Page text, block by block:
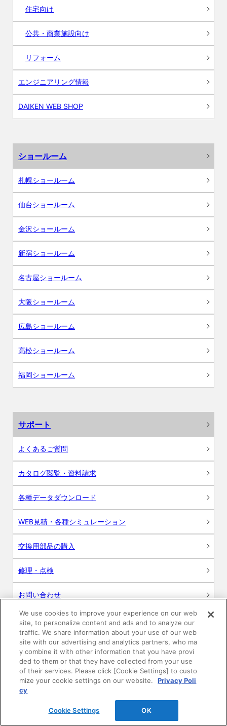
住宅向け
公共・商業施設向け
リフォーム
エンジニアリング情報
DAIKEN WEB SHOP
ショールーム
札幌ショールーム
仙台ショールーム
金沢ショールーム
新宿ショールーム
名古屋ショールーム
大阪ショールーム
広島ショールーム
高松ショールーム
福岡ショールーム
サポート
よくあるご質問
カタログ閲覧・資料請求
各種データダウンロード
WEB見積・各種シミュレーション
交換用部品の購入
修理・点検
お問い合わせ
ログイン
建築・設計関係者様向けサイト
ユーザー登録サービス
WEB見積システム
収納プランニングソフト
We use cookies to improve your experience on our web
site, to personalize content and ads and to analyze our
traffic. We share information about your use of our web
site with our advertising and analytics partners, who ma
y combine it with other information that you have provi
ded to them or that they have collected from your use
of their services. Please click [Cookie Settings] to custo
mize your cookie settings on our website.
Privacy Poli
cy
Cookie Settings OK